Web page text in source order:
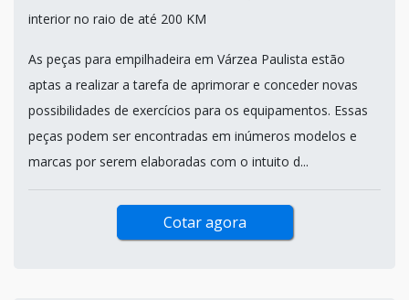
interior no raio de até 200 KM
As peças para empilhadeira em Várzea Paulista estão
aptas a realizar a tarefa de aprimorar e conceder novas
possibilidades de exercícios para os equipamentos. Essas
peças podem ser encontradas em inúmeros modelos e
marcas por serem elaboradas com o intuito d...
Cotar agora